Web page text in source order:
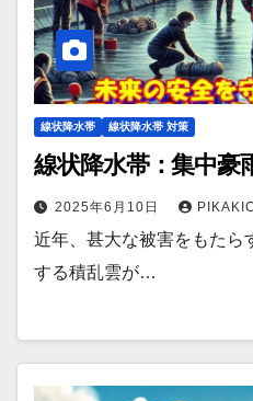
線状降水帯 線状降水帯 対策
線状降水帯：集中豪
2025年6月10日
近年、甚大な被害をもたら
する積乱雲が…